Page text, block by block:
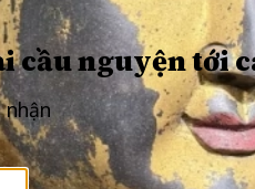
cầu nguyện tới